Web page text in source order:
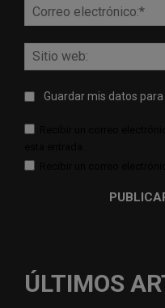
Guardar mis datos
ÚLTIMOS